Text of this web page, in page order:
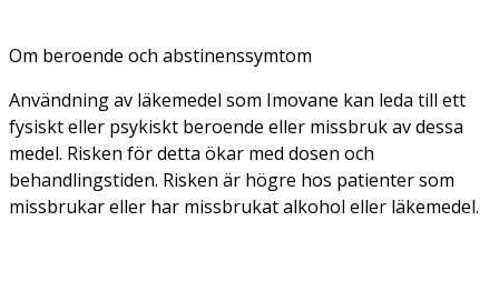
Om beroende och abstinenssymtom
Användning av läkemedel som Imovane kan leda till ett
fysiskt eller psykiskt beroende eller missbruk av dessa
medel. Risken för detta ökar med dosen och
behandlingstiden. Risken är högre hos patienter som
missbrukar eller har missbrukat alkohol eller läkemedel.